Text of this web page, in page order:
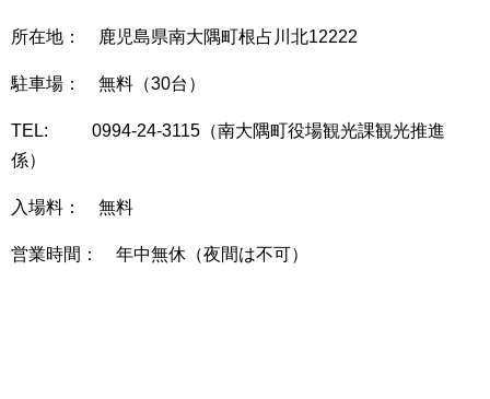
所在地： 鹿児島県南大隅町根占川北12222
駐車場： 無料（30台）
TEL: 0994-24-3115（南大隅町役場観光課観光推進
係）
入場料： 無料
営業時間： 年中無休（夜間は不可）